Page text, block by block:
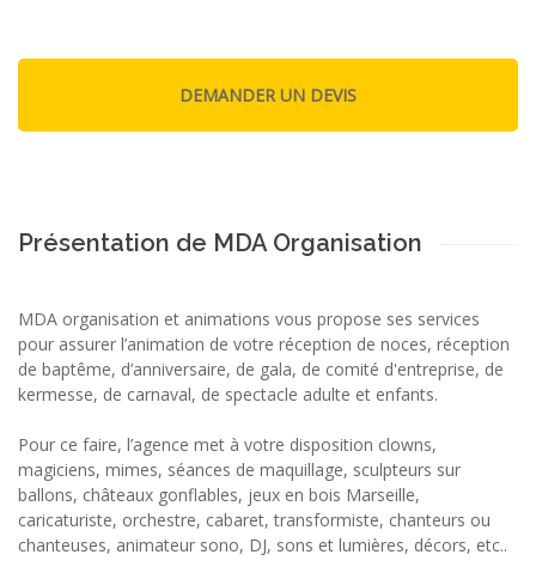
Présentation de MDA Organisation
MDA organisation et animations vous propose ses services
pour assurer l’animation de votre réception de noces, réception
de baptême, d’anniversaire, de gala, de comité d'entreprise, de
kermesse, de carnaval, de spectacle adulte et enfants.
Pour ce faire, l’agence met à votre disposition clowns,
magiciens, mimes, séances de maquillage, sculpteurs sur
ballons, châteaux gonflables, jeux en bois Marseille,
caricaturiste, orchestre, cabaret, transformiste, chanteurs ou
chanteuses, animateur sono, DJ, sons et lumières, décors, etc..